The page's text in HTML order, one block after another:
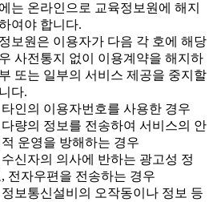
는 온라인으로 교육정보원에 해지
여야 합니다.
보원은 이용자가 다음 각 호에 해당
사전통지 없이 이용계약을 해지하
또는 일부의 서비스 제공을 중지할
다.
타인의 이용자번호를 사용한 경우
다량의 정보를 전송하여 서비스의 안
운영을 방해하는 경우
수신자의 의사에 반하는 광고성 정
전자우편을 전송하는 경우
정보통신설비의 오작동이나 정보 등